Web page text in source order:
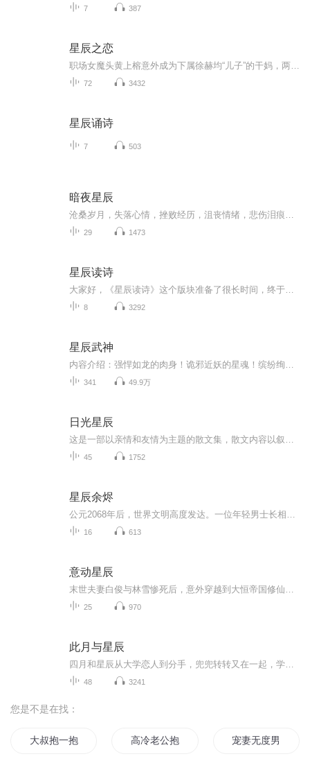
7 387
星辰之恋
72 3432
星辰诵诗
7 503
暗夜星辰
29 1473
星辰读诗
8 3292
星辰武神
341 49.9万
日光星辰
45 1752
星辰余烬
16 613
意动星辰
25 970
此月与星辰
48 3241
您是不是在找：
大叔抱一抱 高冷老公抱一抱 宠妻无度男神老